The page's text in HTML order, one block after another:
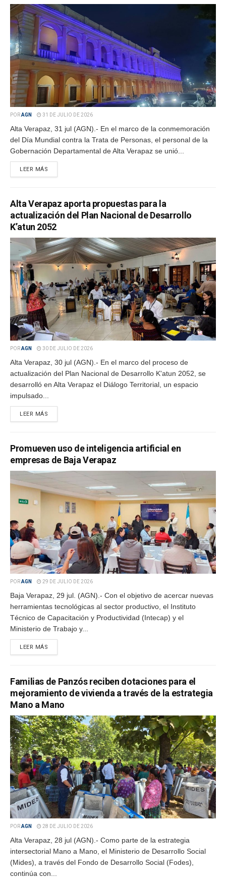
PORAGN 31 DE JULIO DE 2026
Alta Verapaz, 31 jul (AGN).- En el marco de la conmemoración
del Día Mundial contra la Trata de Personas, el personal de la
Gobernación Departamental de Alta Verapaz se unió...
LEER MÁS
Alta Verapaz aporta propuestas para la
actualización del Plan Nacional de Desarrollo
K’atun 2052
PORAGN 30 DE JULIO DE 2026
Alta Verapaz, 30 jul (AGN).- En el marco del proceso de
actualización del Plan Nacional de Desarrollo K'atun 2052, se
desarrolló en Alta Verapaz el Diálogo Territorial, un espacio
impulsado...
LEER MÁS
Promueven uso de inteligencia artificial en
empresas de Baja Verapaz
PORAGN 29 DE JULIO DE 2026
Baja Verapaz, 29 jul. (AGN).- Con el objetivo de acercar nuevas
herramientas tecnológicas al sector productivo, el Instituto
Técnico de Capacitación y Productividad (Intecap) y el
Ministerio de Trabajo y...
LEER MÁS
Familias de Panzós reciben dotaciones para el
mejoramiento de vivienda a través de la estrategia
Mano a Mano
PORAGN 28 DE JULIO DE 2026
Alta Verapaz, 28 jul (AGN).- Como parte de la estrategia
intersectorial Mano a Mano, el Ministerio de Desarrollo Social
(Mides), a través del Fondo de Desarrollo Social (Fodes),
continúa con...